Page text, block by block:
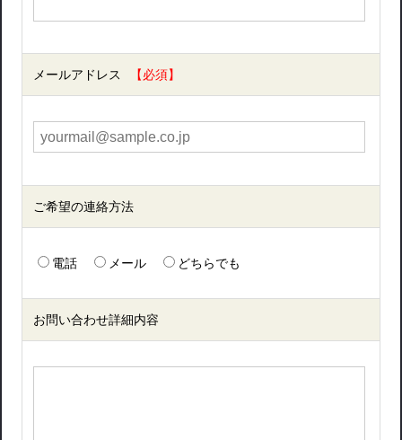
メールアドレス
ご希望の連絡方法
電話 メール どちらでも
お問い合わせ詳細内容